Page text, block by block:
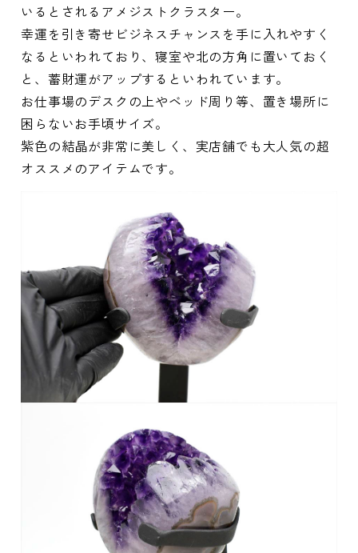
いるとされるアメジストクラスター。
幸運を引き寄せビジネスチャンスを手に入れやすく
なるといわれており、寝室や北の方角に置いておく
と、蓄財運がアップするといわれています。
お仕事場のデスクの上やベッド周り等、置き場所に
困らないお手頃サイズ。
紫色の結晶が非常に美しく、実店舗でも大人気の超
オススメのアイテムです。